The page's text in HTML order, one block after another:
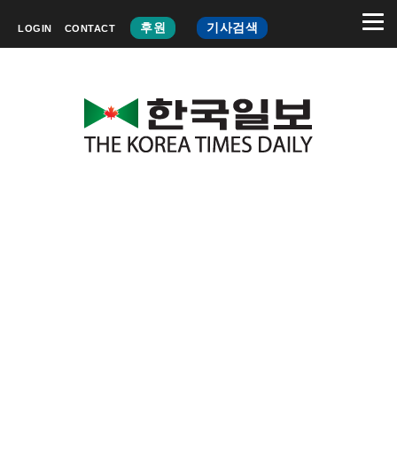
LOGIN CONTACT 후원 기사검색